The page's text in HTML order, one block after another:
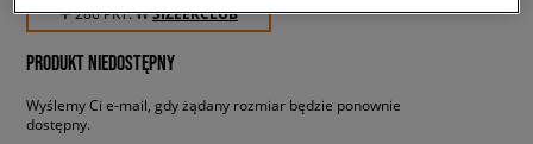
✛ 280 PKT. WSIZEERCLUB
PRODUKT NIEDOSTĘPNY
Wyślemy Ci e-mail, gdy żądany rozmiar będzie ponownie
dostępny.